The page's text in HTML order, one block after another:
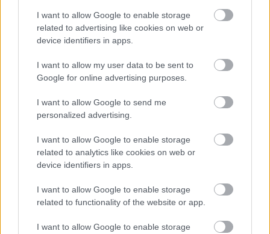
I want to allow Google to enable storage
related to advertising like cookies on web or
device identifiers in apps.
I want to allow my user data to be sent to
Google for online advertising purposes.
I want to allow Google to send me
personalized advertising.
I want to allow Google to enable storage
related to analytics like cookies on web or
device identifiers in apps.
I want to allow Google to enable storage
related to functionality of the website or app.
I want to allow Google to enable storage
Filmbarátok Podcast #329
freddyD•2026. június 30.
Filmbarátok Podcast #329 (Június 2026) 212 perc